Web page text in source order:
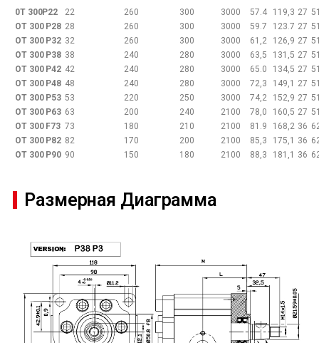
0T 300P22 22 260 300 3000 57.4 119,3 27
OT 300 P28 28 260 300 3000 59.7 123.7 27
OT 300 P32 32 260 300 3000 61,2 126,9 27
OT 300 P38 38 240 280 3000 63,5 131,5 27
OT 300 P42 42 240 280 3000 65.0 134,5 27
OT 300 P48 48 240 280 3000 72,3 149,1 27
OT 300 P53 53 220 250 3000 74,2 152,9 27
OT 300 P63 63 200 240 2100 78,0 160,5 27
OT 300 F73 73 180 210 2100 81.9 168,2 36
OT 300 P82 82 170 200 2100 85,3 175,1 36
OT 300 P90 90 150 180 2100 88,3 181,1 36
Размерная Диаграмма